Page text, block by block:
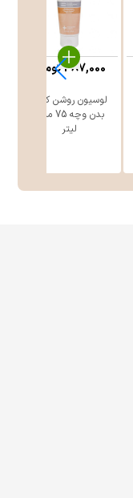
لوسیون روشن کننده
بدن وچه 75 میلی
لیتر
387,000تومان